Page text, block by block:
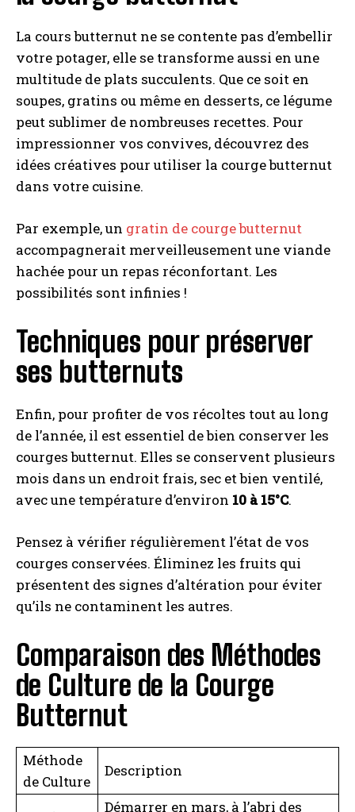
La cours butternut ne se contente pas d’embellir
votre potager, elle se transforme aussi en une
multitude de plats succulents. Que ce soit en
soupes, gratins ou même en desserts, ce légume
peut sublimer de nombreuses recettes. Pour
impressionner vos convives, découvrez des
idées créatives pour utiliser la courge butternut
dans votre cuisine.
Par exemple, un gratin de courge butternut
accompagnerait merveilleusement une viande
hachée pour un repas réconfortant. Les
possibilités sont infinies !
Techniques pour préserver
ses butternuts
Enfin, pour profiter de vos récoltes tout au long
de l’année, il est essentiel de bien conserver les
courges butternut. Elles se conservent plusieurs
mois dans un endroit frais, sec et bien ventilé,
avec une température d’environ 10 à 15°C.
Pensez à vérifier régulièrement l’état de vos
courges conservées. Éliminez les fruits qui
présentent des signes d’altération pour éviter
qu’ils ne contaminent les autres.
Comparaison des Méthodes
de Culture de la Courge
Butternut
Méthode
de Culture
Description
Démarrer en mars, à l’abri des